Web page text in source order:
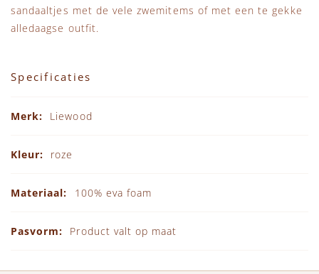
sandaaltjes met de vele zwemitems of met een te gekke
alledaagse outfit.
Specificaties
Liewood
roze
100% eva foam
Product valt op maat